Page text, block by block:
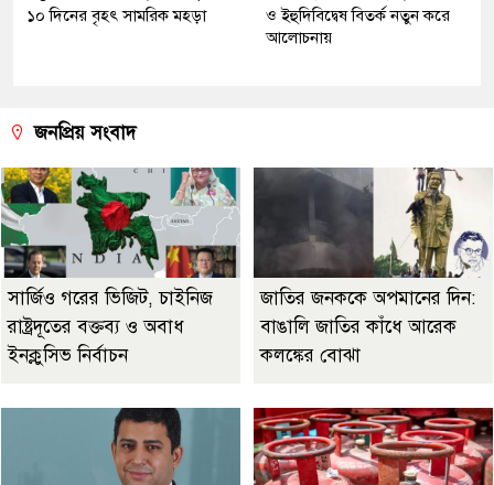
১০ দিনের বৃহৎ সামরিক মহড়া
ও ইহুদিবিদ্বেষ বিতর্ক নতুন করে
আলোচনায়
জনপ্রিয় সংবাদ
সার্জিও গরের ভিজিট, চাইনিজ
রাষ্ট্রদূতের বক্তব্য ও অবাধ
ইনক্লুসিভ নির্বাচন
জাতির জনককে অপমানের দিন:
বাঙালি জাতির কাঁধে আরেক
কলঙ্কের বোঝা